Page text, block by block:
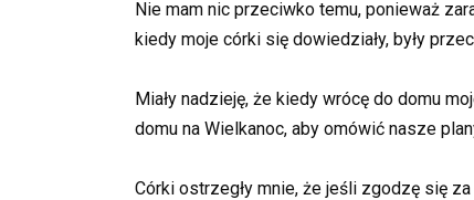
Nie mam nic przeciwko temu, ponieważ
kiedy moje córki się dowiedziały, były
Miały nadzieję, że kiedy wrócę do domu
domu na Wielkanoc, aby omówić nasze
Córki ostrzegły mnie, że jeśli zgodzę się